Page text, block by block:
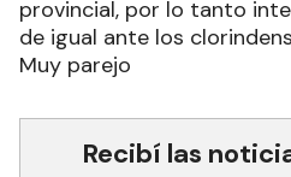
provincial, por lo tanto
de igual ante los
Muy parejo
Recibí las